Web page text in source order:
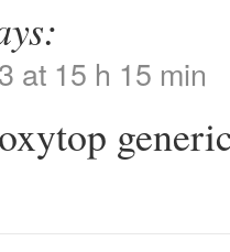
at 15 h 15 min